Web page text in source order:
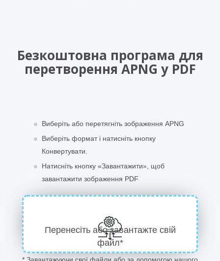
Безкоштовна програма для
перетворення APNG у PDF
Виберіть або перетягніть зображення APNG
Виберіть формат і натисніть кнопку
Конвертувати.
Натисніть кнопку «Завантажити», щоб
завантажити зображення PDF
Перенесіть або завантажте свій
файл*
* Завантажуючи свої файли або за допомогою нашого